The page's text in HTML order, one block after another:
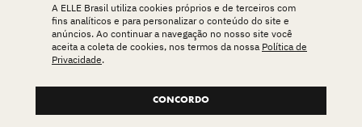
A ELLE Brasil utiliza cookies próprios e de terceiros com
fins analíticos e para personalizar o conteúdo do site e
anúncios. Ao continuar a navegação no nosso site você
aceita a coleta de cookies, nos termos da nossa Política de
Privacidade.
CONCORDO